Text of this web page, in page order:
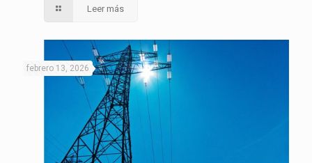
Leer más
febrero 13, 2026